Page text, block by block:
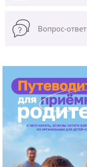
Вопрос-ответ